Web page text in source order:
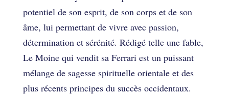
potentiel de son esprit, de son corps et de son
âme, lui permettant de vivre avec passion,
détermination et sérénité. Rédigé telle une fable,
Le Moine qui vendit sa Ferrari est un puissant
mélange de sagesse spirituelle orientale et des
plus récents principes du succès occidentaux.